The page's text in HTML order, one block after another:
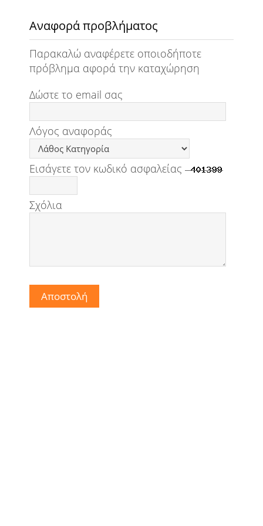
Αναφορά προβλήματος
Παρακαλώ αναφέρετε οποιοδήποτε
πρόβλημα αφορά την καταχώρηση
Δώστε το email σας
Λόγος αναφοράς
Εισάγετε τον κωδικό ασφαλείας
Σχόλια